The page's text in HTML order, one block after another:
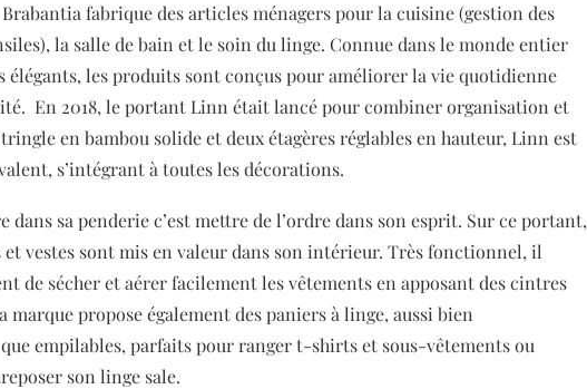
Brabantia fabrique des articles ménagers pour la cuisine (gestion des
la salle de bain et le soin du linge. Connue dans le monde entier
élégants, les produits sont conçus pour améliorer la vie quotidienne
En 2018, le portant Linn était lancé pour combiner organisation et
en bambou solide et deux étagères réglables en hauteur, Linn est
s’intégrant à toutes les décorations.
dans sa penderie c’est mettre de l’ordre dans son esprit. Sur ce portant,
et vestes sont mis en valeur dans son intérieur. Très fonctionnel, il
de sécher et aérer facilement les vêtements en apposant des cintres
marque propose également des paniers à linge, aussi bien
empilables, parfaits pour ranger t-shirts et sous-vêtements ou
son linge sale.